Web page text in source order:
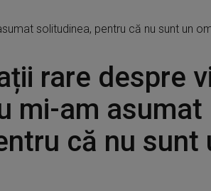
solitudinea, pentru că nu sunt un
rare despre
mi-am asumat
că nu sunt